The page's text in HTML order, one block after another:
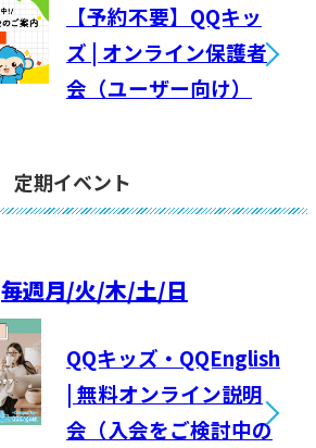
【予約不要】QQキッ
ズ | オンライン保護者
会（ユーザー向け）
定期イベント
毎週月/火/木/土/日
QQキッズ・QQEnglish
| 無料オンライン説明
会（入会をご検討中の